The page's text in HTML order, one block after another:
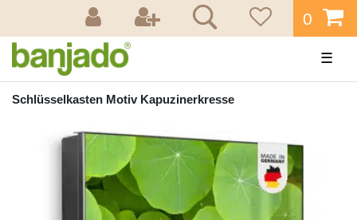
0
☰
Schlüsselkasten Motiv Kapuzinerkresse